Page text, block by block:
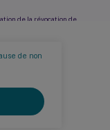
de non
de la révocation de